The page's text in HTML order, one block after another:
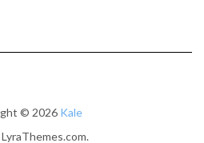
© 2026 Kale